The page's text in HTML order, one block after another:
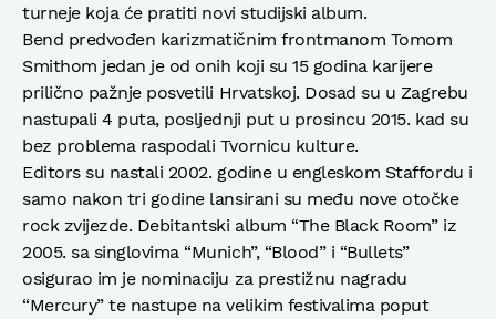
turneje koja će pratiti novi studijski album.
Bend predvođen karizmatičnim frontmanom Tomom
Smithom jedan je od onih koji su 15 godina karijere
prilično pažnje posvetili Hrvatskoj. Dosad su u Zagrebu
nastupali 4 puta, posljednji put u prosincu 2015. kad su
bez problema raspodali Tvornicu kulture.
Editors su nastali 2002. godine u engleskom Staffordu i
samo nakon tri godine lansirani su među nove otočke
rock zvijezde. Debitantski album “The Black Room” iz
2005. sa singlovima “Munich”, “Blood” i “Bullets”
osigurao im je nominaciju za prestižnu nagradu
“Mercury” te nastupe na velikim festivalima poput